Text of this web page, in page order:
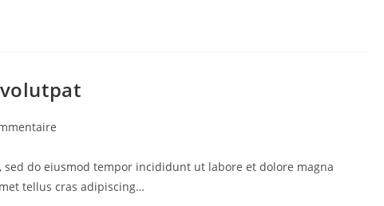
:
do eiusmod tempor incididunt ut labore et dolore magna
tellus cras adipiscing…